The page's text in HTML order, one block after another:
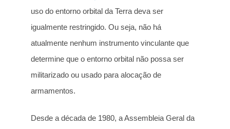
uso do entorno orbital da Terra deva ser
igualmente restringido. Ou seja, não há
atualmente nenhum instrumento vinculante que
determine que o entorno orbital não possa ser
militarizado ou usado para alocação de
armamentos.
Desde a década de 1980, a Assembleia Geral da